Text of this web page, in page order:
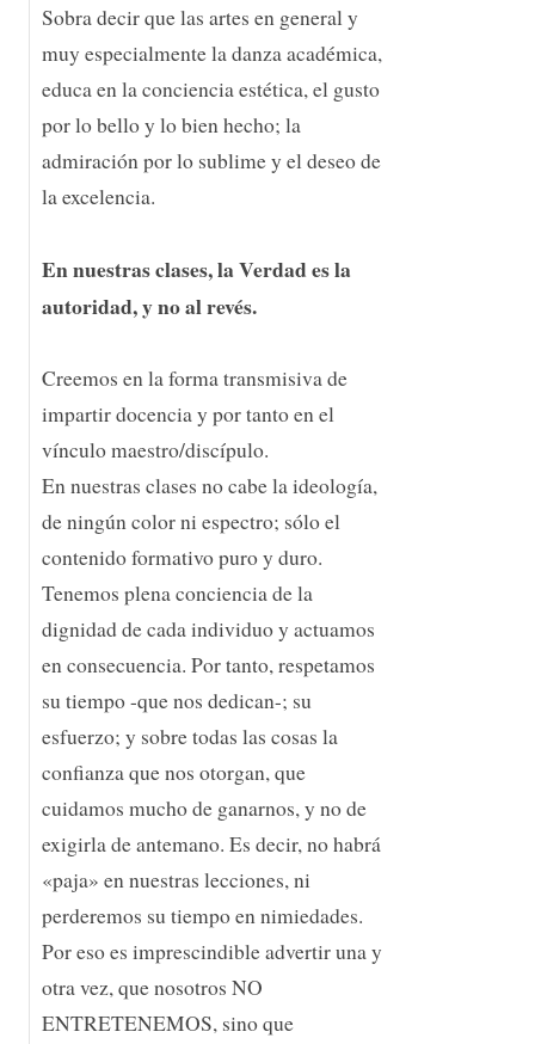
Sobra decir que las artes en general y
muy especialmente la danza académica,
educa en la conciencia estética, el gusto
por lo bello y lo bien hecho; la
admiración por lo sublime y el deseo de
la excelencia.
En nuestras clases, la Verdad es la
autoridad, y no al revés.
Creemos en la forma transmisiva de
impartir docencia y por tanto en el
vínculo maestro/discípulo.
En nuestras clases no cabe la ideología,
de ningún color ni espectro; sólo el
contenido formativo puro y duro.
Tenemos plena conciencia de la
dignidad de cada individuo y actuamos
en consecuencia. Por tanto, respetamos
su tiempo -que nos dedican-; su
esfuerzo; y sobre todas las cosas la
confianza que nos otorgan, que
cuidamos mucho de ganarnos, y no de
exigirla de antemano. Es decir, no habrá
«paja» en nuestras lecciones, ni
perderemos su tiempo en nimiedades.
Por eso es imprescindible advertir una y
otra vez, que nosotros NO
ENTRETENEMOS, sino que